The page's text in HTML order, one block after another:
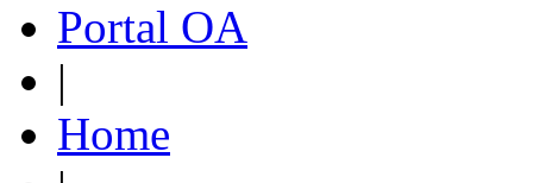
Portal OA
|
Home